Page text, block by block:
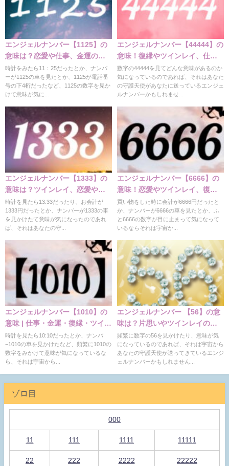
エンジェルナンバー【1125】の
意味は？恋愛や仕事、金運の意
味
時計をみたら11：25だったとか、ナンバ
ーが1125の車を見たとか、1125が電話番
号の下4桁だったなど、1125の数字を見か
けて意味が気に...
エンジェルナンバー【44444】の
意味！復縁やツインレイ、仕事
など解説
数字の44444を見てどんな意味があるのか
気になっているのであれば、それはあなた
の守護天使があなたに送っているエンジェ
ルナンバーかもしれませ...
エンジェルナンバー【1333】の
意味は？ツインレイ、恋愛や仕
事、健康など
時計を見たら13:33だったり、お会計が
1333円だったとか、ナンバーが1333の車
を見かけたて意味が気になったのであれ
ば、それはあなたの守...
エンジェルナンバー【6666】の
意味！恋愛やツインレイ、復縁
など
買い物をした時に会計が6666円だったと
か、ナンバーが6666の車を見たとか、ふ
と6666の数字が目に止まって気になって
いるならそれは宇宙か...
エンジェルナンバー【1010】の
意味 | 仕事・金運・復縁・ツイン
レイ
時計を見たら10:10だったとか、ナンバ
−1010の車を見かけたなど、頻繁に1010の
数字をみかけて意味が気になっているな
ら、それは宇宙から...
エンジェルナンバー 【56】の意
味は？片思いやツインレイの意
味
頻繁に数字の56を見かけたり、意味が気
になっているのであれば、それは宇宙から
あなたの守護天使が送ってきているエンジ
ェルナンバーかもしれません...
ゾロ目
000
11 111 1111 11111
22 222 2222 22222